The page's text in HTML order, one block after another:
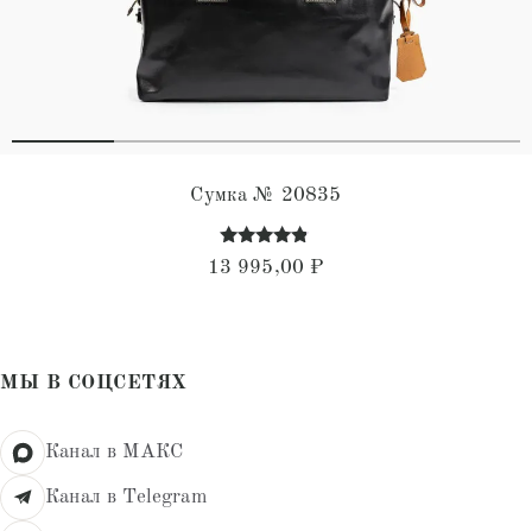
Сумка № 20835
Оценка
4.68
13 995,00 ₽
МЫ В СОЦСЕТЯХ
Канал в МАКС
Канал в Telegram